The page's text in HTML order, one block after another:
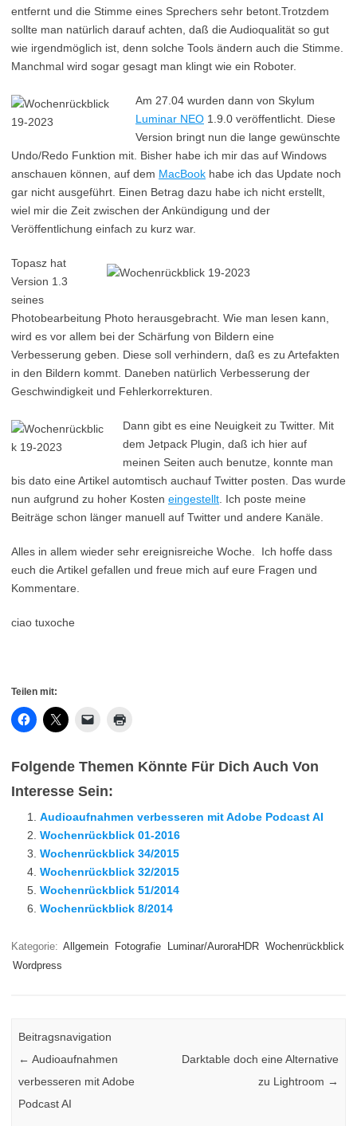
entfernt und die Stimme eines Sprechers sehr betont.Trotzdem
sollte man natürlich darauf achten, daß die Audioqualität so gut
wie irgendmöglich ist, denn solche Tools ändern auch die Stimme.
Manchmal wird sogar gesagt man klingt wie ein Roboter.
Am 27.04 wurden dann von Skylum
Luminar NEO 1.9.0 veröffentlicht. Diese
Version bringt nun die lange gewünschte
Undo/Redo Funktion mit. Bisher habe ich mir das auf Windows
anschauen können, auf dem MacBook habe ich das Update noch
gar nicht ausgeführt. Einen Betrag dazu habe ich nicht erstellt,
wiel mir die Zeit zwischen der Ankündigung und der
Veröffentlichung einfach zu kurz war.
Topasz hat
Version 1.3
seines
Photobearbeitung Photo herausgebracht. Wie man lesen kann,
wird es vor allem bei der Schärfung von Bildern eine
Verbesserung geben. Diese soll verhindern, daß es zu Artefakten
in den Bildern kommt. Daneben natürlich Verbesserung der
Geschwindigkeit und Fehlerkorrekturen.
Dann gibt es eine Neuigkeit zu Twitter. Mit
dem Jetpack Plugin, daß ich hier auf
meinen Seiten auch benutze, konnte man
bis dato eine Artikel automtisch auchauf Twitter posten. Das wurde
nun aufgrund zu hoher Kosten eingestellt . Ich poste meine
Beiträge schon länger manuell auf Twitter und andere Kanäle.
Alles in allem wieder sehr ereignisreiche Woche. Ich hoffe dass
euch die Artikel gefallen und freue mich auf eure Fragen und
Kommentare.
ciao tuxoche
Teilen mit:
Folgende Themen Könnte Für Dich Auch Von
Interesse Sein:
Audioaufnahmen verbesseren mit Adobe Podcast AI
Wochenrückblick 01-2016
Wochenrückblick 34/2015
Wochenrückblick 32/2015
Wochenrückblick 51/2014
Wochenrückblick 8/2014
Kategorie: Allgemein Fotografie Luminar/AuroraHDR Wochenrückblick
Wordpress
Beitragsnavigation
← Audioaufnahmen
verbesseren mit Adobe
Podcast AI
Darktable doch eine Alternative
zu Lightroom →